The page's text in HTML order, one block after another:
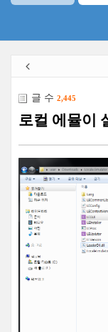
글 수 2,445
로컬 에뮬이